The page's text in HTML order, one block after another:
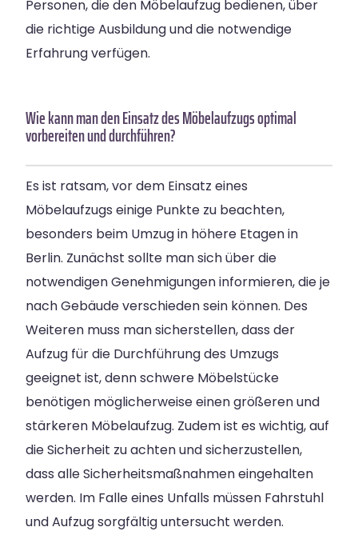
Personen, die den Möbelaufzug bedienen, über
die richtige Ausbildung und die notwendige
Erfahrung verfügen.
Wie kann man den Einsatz des Möbelaufzugs optimal
vorbereiten und durchführen?
Es ist ratsam, vor dem Einsatz eines
Möbelaufzugs einige Punkte zu beachten,
besonders beim Umzug in höhere Etagen in
Berlin. Zunächst sollte man sich über die
notwendigen Genehmigungen informieren, die je
nach Gebäude verschieden sein können. Des
Weiteren muss man sicherstellen, dass der
Aufzug für die Durchführung des Umzugs
geeignet ist, denn schwere Möbelstücke
benötigen möglicherweise einen größeren und
stärkeren Möbelaufzug. Zudem ist es wichtig, auf
die Sicherheit zu achten und sicherzustellen,
dass alle Sicherheitsmaßnahmen eingehalten
werden. Im Falle eines Unfalls müssen Fahrstuhl
und Aufzug sorgfältig untersucht werden.